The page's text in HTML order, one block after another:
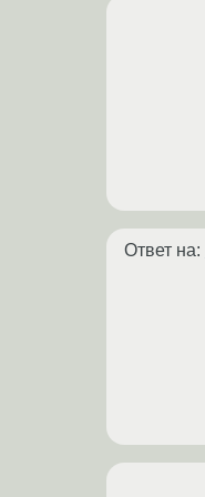
Ответ на: